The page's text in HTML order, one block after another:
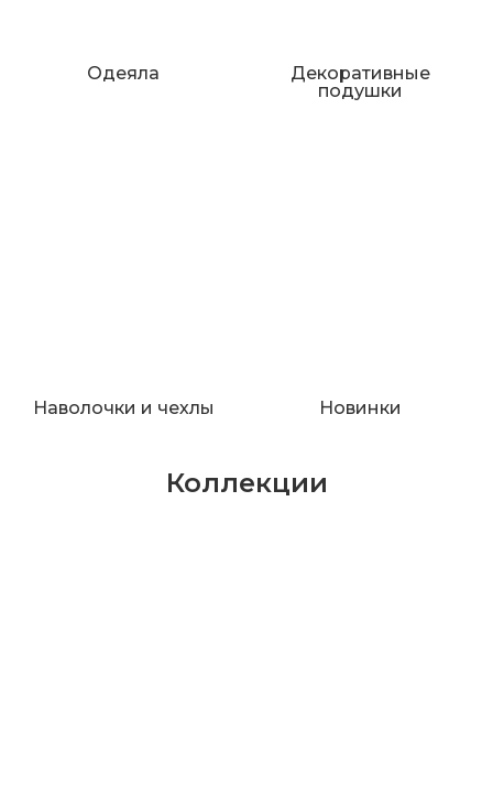
Одеяла
Декоративные
подушки
Наволочки и чехлы Новинки
Коллекции